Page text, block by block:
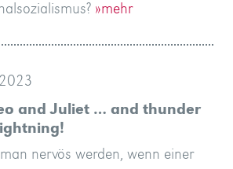
»mehr
and Juliet … and thunder
nervös werden, wenn einer